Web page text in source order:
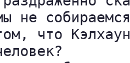
не
что